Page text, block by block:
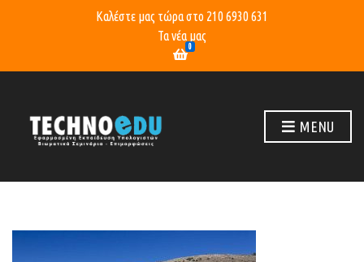
Καλέστε μας τώρα στο 210 6930 631
Τα νέα μας
0
MENU